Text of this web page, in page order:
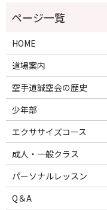
HOME
道場案内
空手道誠空会の歴史
少年部
エクササイズコース
成人・一般クラス
パーソナルレッスン
Q＆A